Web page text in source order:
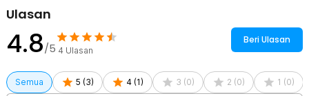
Ulasan
4.8/5 4 Ulasan
Beri Ulasan
Semua 5 (3) 4 (1 ) 3 (0) 2 (0) 1 (0)